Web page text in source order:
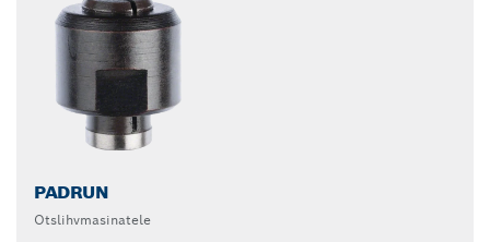
PADRUN
Otslihvmasinatele